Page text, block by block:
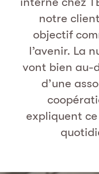
notre
objectif
l’avenir. La
vont bien au-
d’une
expliquent